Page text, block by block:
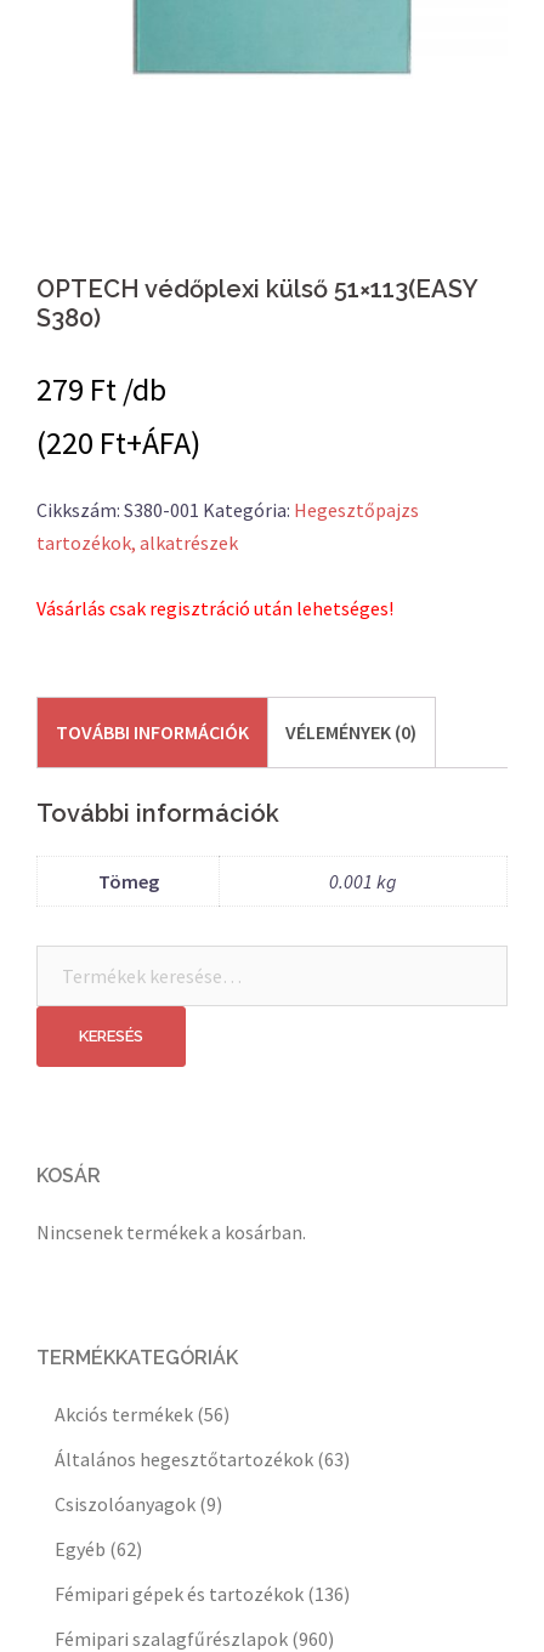
OPTECH védőplexi külső 51×113(EASY
S380)
279 Ft /db
(220 Ft+ÁFA)
Cikkszám: S380-001 Kategória: Hegesztőpajzs
tartozékok, alkatrészek
Vásárlás csak regisztráció után lehetséges!
TOVÁBBI INFORMÁCIÓK VÉLEMÉNYEK (0)
További információk
Tömeg 0.001 kg
következőre:
KERESÉS
KOSÁR
Nincsenek termékek a kosárban.
TERMÉKKATEGÓRIÁK
Akciós termékek (56)
Általános hegesztőtartozékok (63)
Csiszolóanyagok (9)
Egyéb (62)
Fémipari gépek és tartozékok (136)
Fémipari szalagfűrészlapok (960)